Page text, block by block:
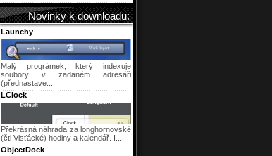
Novinky k downloadu:
Launchy
Malý prográmek, který indexuje
soubory v zadaném adresáři
(přednastave...
LClock
Překrásná náhrada za longhornovské
(čti Visťácké) hodiny a kalendář. I...
ObjectDock